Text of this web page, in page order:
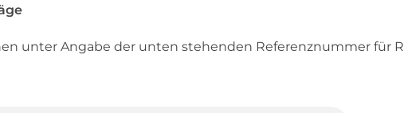
unter Angabe der unten stehenden Referenznummer für